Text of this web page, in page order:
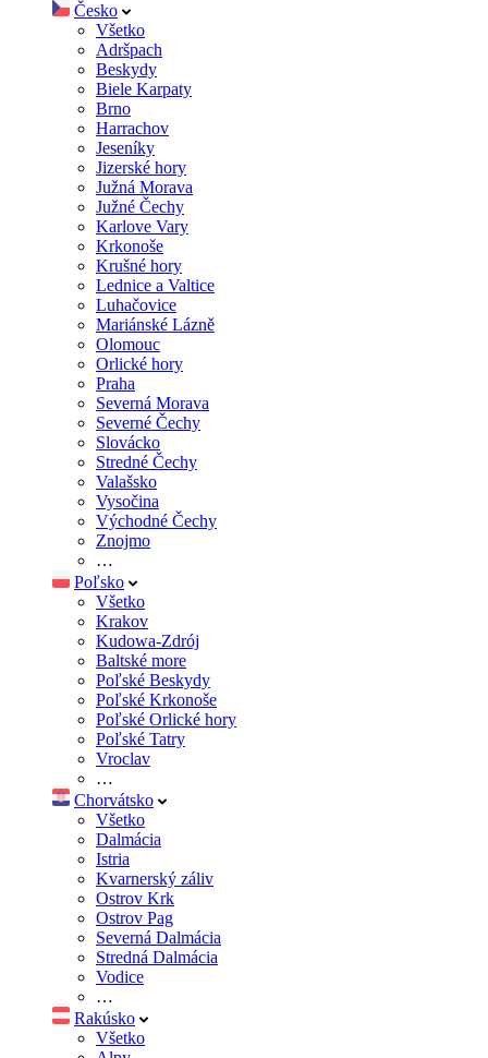
Česko
Všetko
Adršpach
Beskydy
Biele Karpaty
Brno
Harrachov
Jeseníky
Jizerské hory
Južná Morava
Južné Čechy
Karlove Vary
Krkonoše
Krušné hory
Lednice a Valtice
Luhačovice
Mariánské Lázně
Olomouc
Orlické hory
Praha
Severná Morava
Severné Čechy
Slovácko
Stredné Čechy
Valašsko
Vysočina
Východné Čechy
Znojmo
…
Poľsko
Všetko
Krakov
Kudowa-Zdrój
Baltské more
Poľské Beskydy
Poľské Krkonoše
Poľské Orlické hory
Poľské Tatry
Vroclav
…
Chorvátsko
Všetko
Dalmácia
Istria
Kvarnerský záliv
Ostrov Krk
Ostrov Pag
Severná Dalmácia
Stredná Dalmácia
Vodice
…
Rakúsko
Všetko